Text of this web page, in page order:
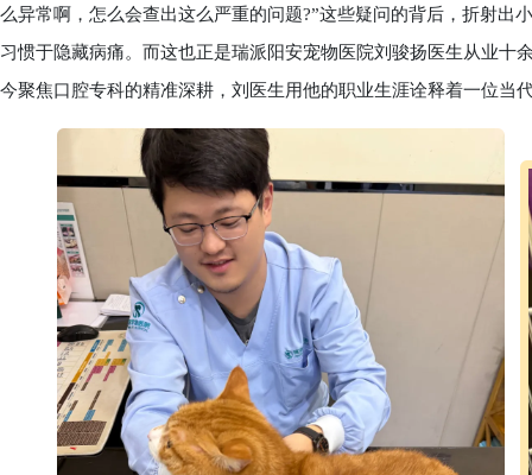
么异常啊，怎么会查出这么严重的问题?”这些疑问的背后，折射
习惯于隐藏病痛。而这也正是瑞派阳安宠物医院刘骏扬医生从业十
今聚焦口腔专科的精准深耕，刘医生用他的职业生涯诠释着一位当